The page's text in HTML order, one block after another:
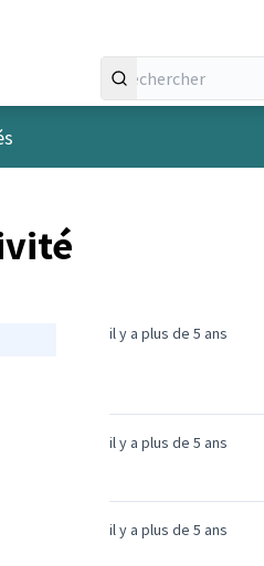
il y a plus de 5 ans
il y a plus de 5 ans
il y a plus de 5 ans